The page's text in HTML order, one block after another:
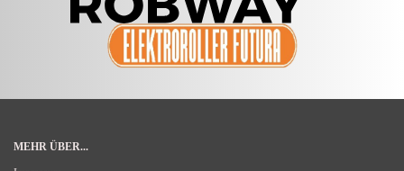
MEHR ÜBER...